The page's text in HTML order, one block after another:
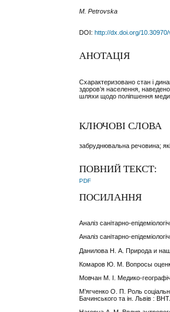
M. Petrovska
DOI:http://dx.doi.org/
АНОТАЦІЯ
Схарактеризовано стан і
здоров’я населення,
шляхи щодо поліпшення
КЛЮЧОВІ СЛОВА
забруднювальна речовина;
ПОВНИЙ ТЕКСТ:
PDF
ПОСИЛАННЯ
Аналіз санітарно-
Аналіз санітарно-
Данилова Н. А. Природа и
Комаров Ю. М. Вопросы
Мовчан М. І. Медико-
М’ягченко О. П. Роль
Бачинського та ін. Львів :